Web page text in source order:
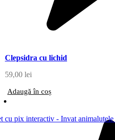
Clepsidra cu lichid
59,00 lei
Adaugă în coș